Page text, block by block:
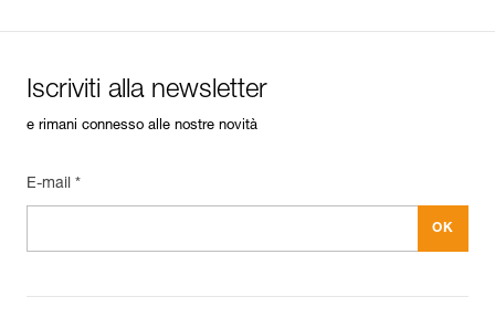
Iscriviti alla newsletter
e rimani connesso alle nostre novità
E-mail *